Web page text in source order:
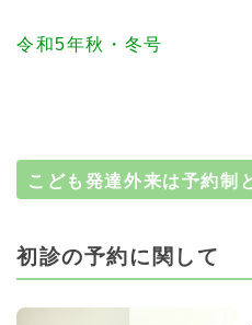
令和5年秋・冬号
こども発達外来は予約制
初診の予約に関して